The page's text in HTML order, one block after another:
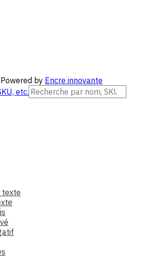
by Encre innovante
etc.
texte